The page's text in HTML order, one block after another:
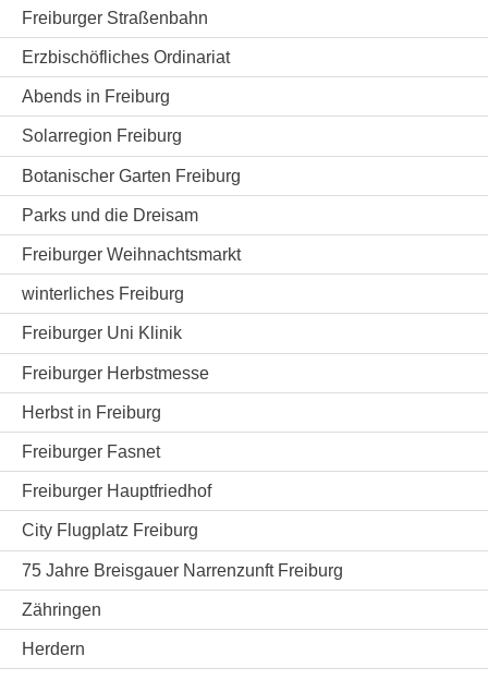
Freiburger Straßenbahn
Erzbischöfliches Ordinariat
Abends in Freiburg
Solarregion Freiburg
Botanischer Garten Freiburg
Parks und die Dreisam
Freiburger Weihnachtsmarkt
winterliches Freiburg
Freiburger Uni Klinik
Freiburger Herbstmesse
Herbst in Freiburg
Freiburger Fasnet
Freiburger Hauptfriedhof
City Flugplatz Freiburg
75 Jahre Breisgauer Narrenzunft Freiburg
Zähringen
Herdern